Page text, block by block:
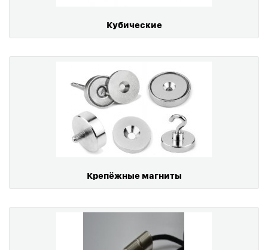
Кубические
Крепёжные магниты